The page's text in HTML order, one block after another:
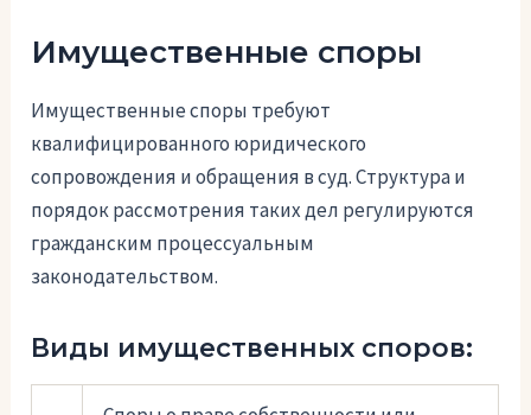
Имущественные споры
Имущественные споры требуют
квалифицированного юридического
сопровождения и обращения в суд. Структура и
порядок рассмотрения таких дел регулируются
гражданским процессуальным
законодательством.
Виды имущественных споров: